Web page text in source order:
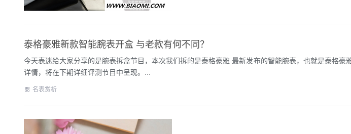
泰格豪雅新款智能腕表开盒 与老款有何不同？
今天表迷给大家分享的是腕表拆盒节目，本次我们拆的是泰格豪雅 最新发布的智能腕表，也就是泰格豪
详情，将在下期详细评测节目中呈现。...
名表赏析